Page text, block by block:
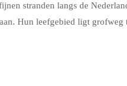
stranden langs de
Hun leefgebied ligt